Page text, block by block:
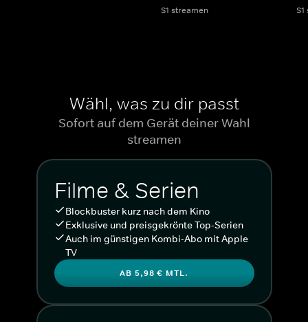
S1 streamen
Wähl, was zu dir passt
Sofort auf dem Gerät deiner Wahl
streamen
Filme & Serien
Blockbuster kurz nach dem Kino
Exklusive und preisgekrönte Top-Serien
Auch im günstigen Kombi-Abo mit Apple
TV
AB 5,98 € MTL.